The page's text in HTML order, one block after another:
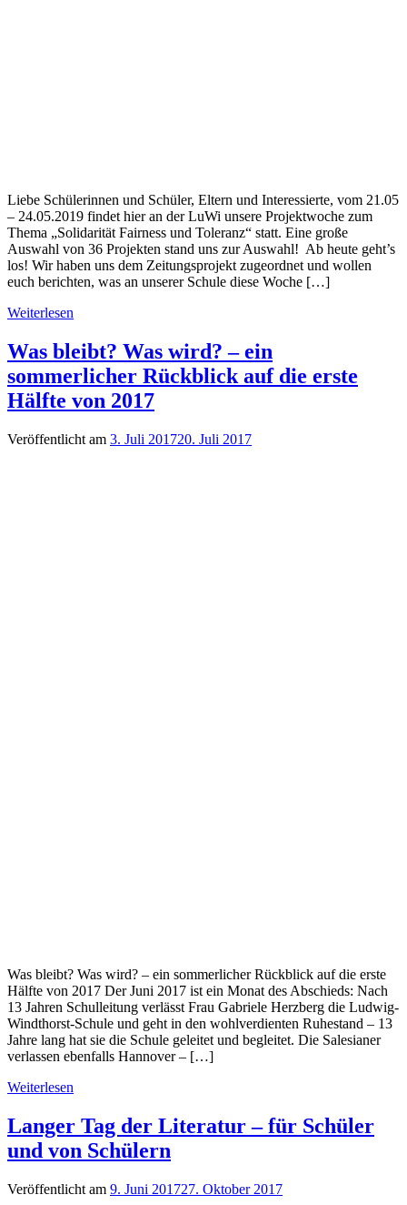
Liebe Schülerinnen und Schüler, Eltern und Interessierte, vom 21.05
– 24.05.2019 findet hier an der LuWi unsere Projektwoche zum
Thema „Solidarität Fairness und Toleranz“ statt. Eine große
Auswahl von 36 Projekten stand uns zur Auswahl! Ab heute geht’s
los! Wir haben uns dem Zeitungsprojekt zugeordnet und wollen
euch berichten, was an unserer Schule diese Woche […]
Weiterlesen
Was bleibt? Was wird? – ein
sommerlicher Rückblick auf die erste
Hälfte von 2017
Veröffentlicht am 3. Juli 201720. Juli 2017
Was bleibt? Was wird? – ein sommerlicher Rückblick auf die erste
Hälfte von 2017 Der Juni 2017 ist ein Monat des Abschieds: Nach
13 Jahren Schulleitung verlässt Frau Gabriele Herzberg die Ludwig-
Windthorst-Schule und geht in den wohlverdienten Ruhestand – 13
Jahre lang hat sie die Schule geleitet und begleitet. Die Salesianer
verlassen ebenfalls Hannover – […]
Weiterlesen
Langer Tag der Literatur – für Schüler
und von Schülern
Veröffentlicht am 9. Juni 201727. Oktober 2017